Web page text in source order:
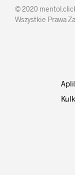
© 2020
Wszystkie Prawa